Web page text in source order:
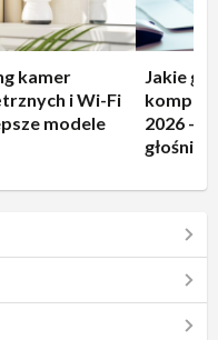
kamer
i Wi-Fi
modele
Jakie
2026 –
głośniki!